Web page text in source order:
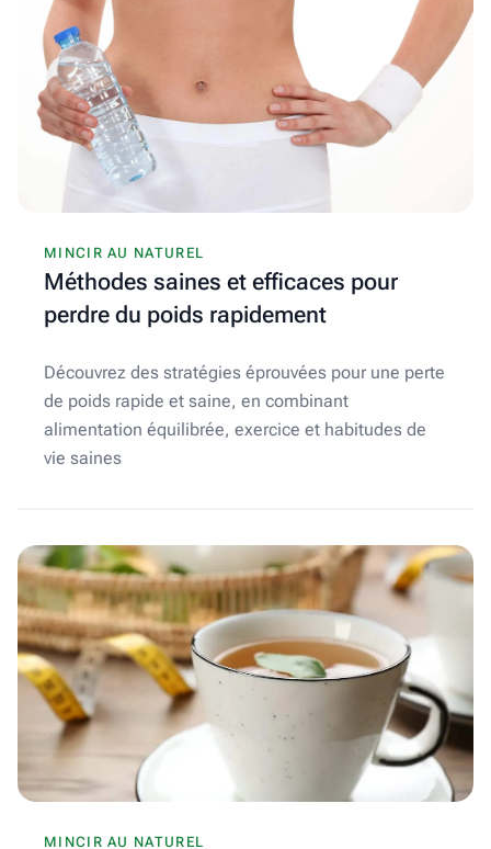
MINCIR AU NATUREL
Méthodes saines et efficaces pour
perdre du poids rapidement
Découvrez des stratégies éprouvées pour une perte
de poids rapide et saine, en combinant
alimentation équilibrée, exercice et habitudes de
vie saines
MINCIR AU NATUREL